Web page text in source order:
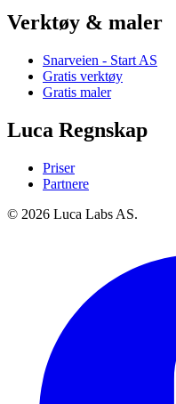
Verktøy & maler
Snarveien - Start AS
Gratis verktøy
Gratis maler
Luca Regnskap
Priser
Partnere
© 2026 Luca Labs AS.